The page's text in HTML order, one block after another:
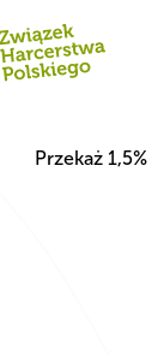
Przekaż 1,5%